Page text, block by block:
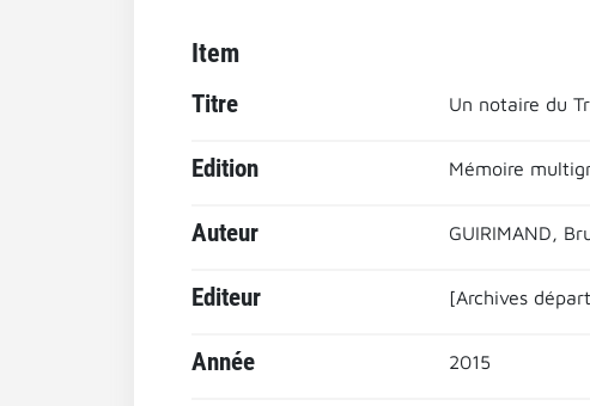
Item
Titre Un notaire du
Edition Mémoire
Auteur GUIRIMAND,
Editeur [Archives
Année 2015